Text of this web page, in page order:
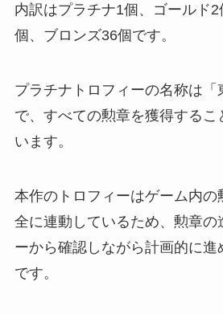
内訳はプラチナ1個、ゴールド
個、ブロンズ36個です。
プラチナトロフィーの名称は「
で、すべての勲章を獲得するこ
います。
本作のトロフィーはゲーム内の
全に連動しているため、勲章の
ーから確認しながら計画的に進
です。